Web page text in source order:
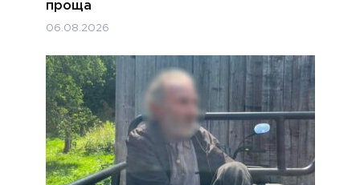
проща
06.08.2026